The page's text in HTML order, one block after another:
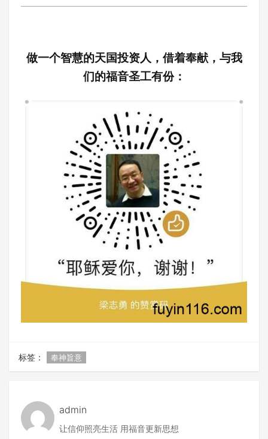
做一个智慧的天国投资人，借着奉献，与我
们的福音圣工有份：
标签： 奉神旨意
admin
让信仰照亮生活 用福音更新思想